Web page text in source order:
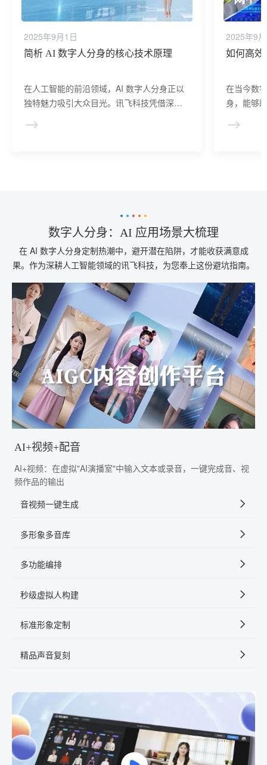
2025年9月1日
简析 AI 数字人分身的核心技术原理
在人工智能的前沿领域，AI 数字人分身正以
独特魅力吸引大众目光。讯飞科技凭借深厚
数字人分身，下面为您简析其技术原理。
2025年9
如何高效
在当今数
身，能够
属 AI 数
数字人分身：AI 应用场景大梳理
在 AI 数字人分身定制热潮中，避开潜在陷阱，才能收获满意成
果。作为深耕人工智能领域的讯飞科技，为您奉上这份避坑指南。
AI+视频+配音
AI+视频：在虚拟"AI演播室"中输入文本或录音，一键完成音、视
频作品的输出
音视频一键生成
多形象多音库
多功能编排
秒级虚拟人构建
标准形象定制
精品声音复刻